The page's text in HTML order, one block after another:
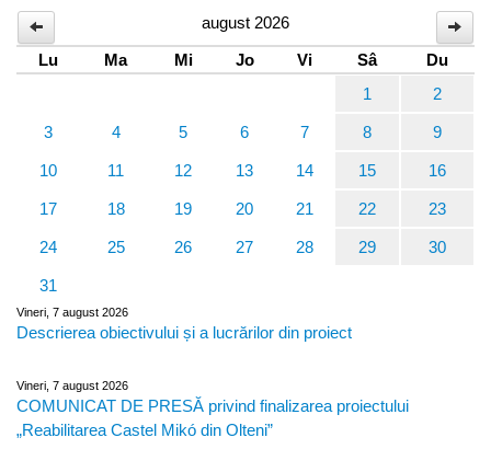
august 2026
Lu
Ma Mi Jo Vi Sâ
Du
1
2
3 4 5 6 7 8 9
10 11 12 13 14 15 16
17 18 19 20 21 22 23
24 25 26 27 28 29 30
31
Vineri, 7 august 2026
Descrierea obiectivului și a lucrărilor din proiect
Vineri, 7 august 2026
COMUNICAT DE PRESĂ privind finalizarea proiectului
„Reabilitarea Castel Mikó din Olteni”